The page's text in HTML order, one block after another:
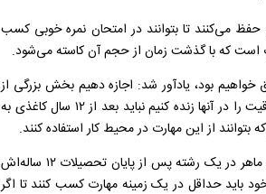
می‌کنند تا بتوانند در امتحان نمره خوبی کسب
که با گذشت زمان از حجم آن کاسته می‌شود.
خواهیم بود، یادآور شد: اجازه دهیم بخش بزرگی از
کتاب درسی توسط دانش‌آموزان در سال‌های آینده نوشته شود و خلاقیت را در آنها زنده کنیم نباید بعد از ۱۲ سال کاغذی به
از این مهارت در محیط کار استفاده کنند.
رئیس جمهور با تاکید بر اینکه باید دانش‌آموز علاقمند به کار و جوانی ماهر در یک رشته پس از پایان تحصیلات ۱۲ ساله‌اش
اظهار کرد: دانش‌آموزان بعد از اتمام تحصیلات ۱۲ ساله خود باید حداقل در یک زمینه مهارت کسب کنند تا اگر